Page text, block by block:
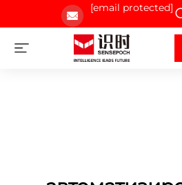
[email protected]